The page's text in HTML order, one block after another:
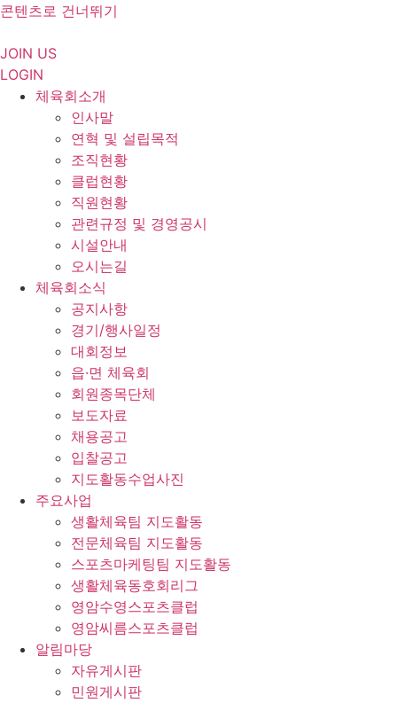
콘텐츠로 건너뛰기
JOIN US
LOGIN
체육회소개
인사말
연혁 및 설립목적
조직현황
클럽현황
직원현황
관련규정 및 경영공시
시설안내
오시는길
체육회소식
공지사항
경기/행사일정
대회정보
읍·면 체육회
회원종목단체
보도자료
채용공고
입찰공고
지도활동수업사진
주요사업
생활체육팀 지도활동
전문체육팀 지도활동
스포츠마케팅팀 지도활동
생활체육동호회리그
영암수영스포츠클럽
영암씨름스포츠클럽
알림마당
자유게시판
민원게시판